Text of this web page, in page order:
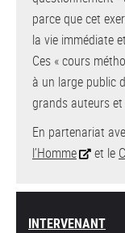
parce que cet
la vie immédiate
Ces « cours
à un large public
grands auteurs
En partenariat
l’Homme
et le
INTERVENANT